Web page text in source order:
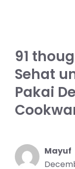
91
Sehat
Pakai
Mayuf